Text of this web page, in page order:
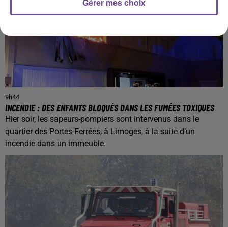
9h44
INCENDIE : DES ENFANTS BLOQUÉS DANS LES FUMÉES TOXIQUES
Hier soir, les sapeurs-pompiers sont intervenus dans le
quartier des Portes-Ferrées, à Limoges, à la suite d’un
incendie dans un immeuble.